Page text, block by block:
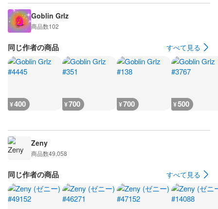
Goblin Grlz
商品数102
同じ作者の商品 すべて見る
¥400 ¥700 ¥700 ¥500
Zeny
商品数49,058
同じ作者の商品 すべて見る